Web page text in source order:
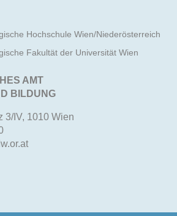
Hochschule Wien/Niederösterreich
Fakultät der Universität Wien
AMT
BILDUNG
3/IV, 1010 Wien